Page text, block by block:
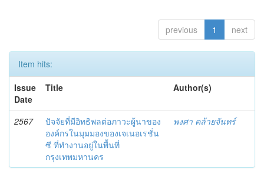
previous 1 next
Item hits:
Issue
Date
Title Author(s)
2567
ปัจจัยที่มีอิทธิพลต่อภาวะผู้นาของ
องค์กรในมุมมองของเจเนอเรชั่น
ซี ที่ทำงานอยู่ในพื้นที่
กรุงเทพมหานคร
พงศา คล้ายจันทร์